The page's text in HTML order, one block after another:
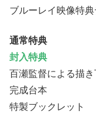
ブルーレイ映像特
通常特典
封入特典
百瀬監督による描
完成台本
特製ブックレット